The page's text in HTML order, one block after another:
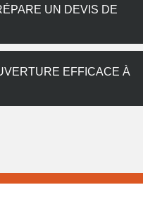
UN DEVIS DE
EFFICACE À